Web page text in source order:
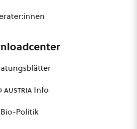
austria Info
Bio-Politik